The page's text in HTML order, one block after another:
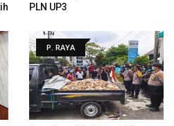
PLN UP3
P. RAYA